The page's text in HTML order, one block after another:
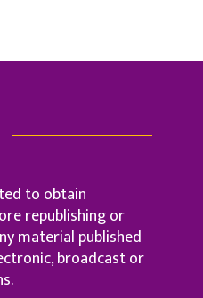
to obtain
republishing or
material published
broadcast or